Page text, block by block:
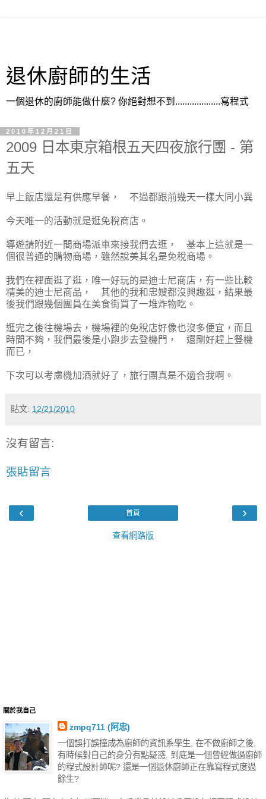
退休廚師的生活
一個退休的廚師能做什麼? 你絕對想不到...................寫程式
2010年12月21日
2009 日本東京箱根五天四夜旅行團 - 第
五天
早上飯店還是有供應早餐， 不過都跟前幾天一樣大同小異
今天唯一的活動就是逛免稅商店。
導遊請附近一間商場派車來接我們去逛， 基本上這就是一
個很普通的購物商場，雖然說美其名是免稅商場。
我們在裡面逛了逛，唯一好玩的是迪士尼商店，有一些比較
精美的迪士尼商品， 其他的我和忠嫂都沒興趣逛，結果最
後我們跟幾個團員在美食街買了一堆炸物吃。
逛完之後往機場去，機場裡的免稅店好像也沒多便宜，而且
時間不夠，我們最後是小跑步去登機門， 還剛好趕上豋機
而已，
下次可以考慮機加酒就好了，旅行團真是不適合我啊。
貼文: 12/21/2010
沒有留言:
張貼留言
‹ ›
首頁
查看網路版
關於我自己
zmpq711 (阿忠)
一個誤打誤撞成為廚師的資訊系學生, 在不做廚師之後,
有時候對自己的身分有點疑惑. 到底是一個曾經做過廚師
的程式設計師呢? 還是一個退休廚師正在靠寫程式度過
餘生?